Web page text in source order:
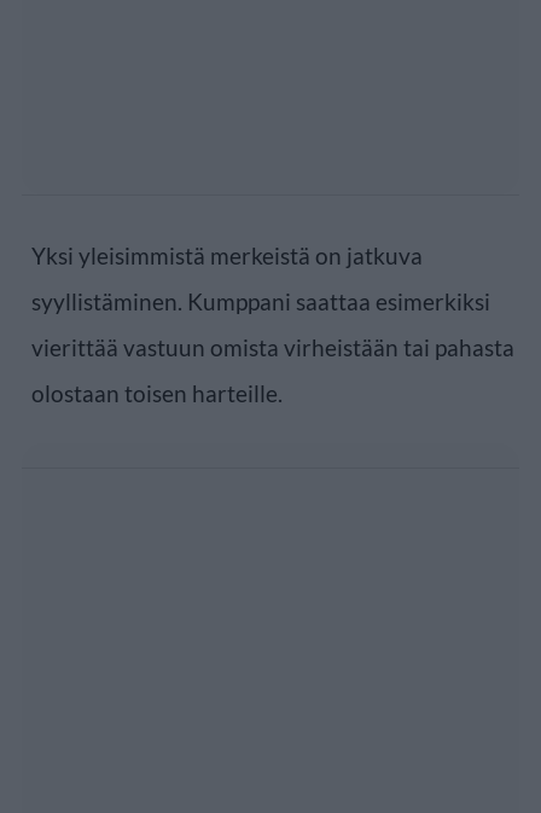
Yksi yleisimmistä merkeistä on jatkuva
syyllistäminen. Kumppani saattaa esimerkiksi
vierittää vastuun omista virheistään tai pahasta
olostaan toisen harteille.